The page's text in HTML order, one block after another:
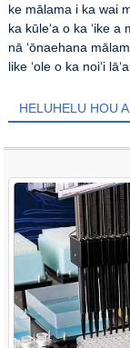
ke mālama i ka wai
ka kūleʻa o ka ʻike a
nā ʻōnaehana
like ʻole o ka noiʻi
HELUHELU HOU